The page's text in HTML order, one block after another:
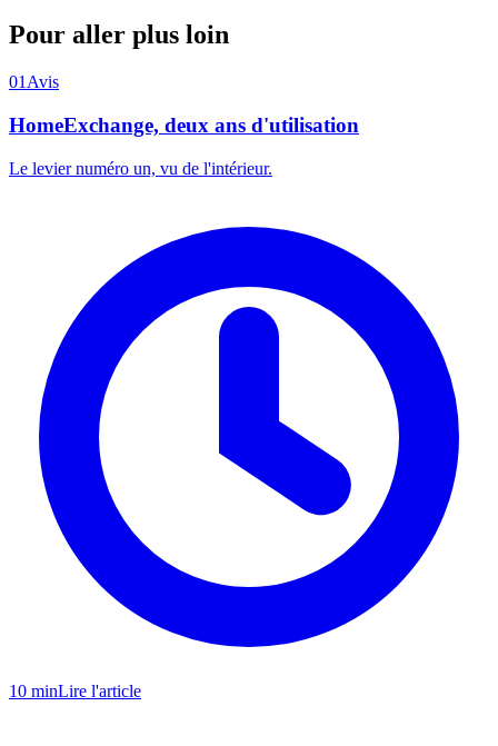
Pour aller plus loin
01 Avis
HomeExchange, deux ans d'utilisation
Le levier numéro un, vu de l'intérieur.
10 minLire l'article